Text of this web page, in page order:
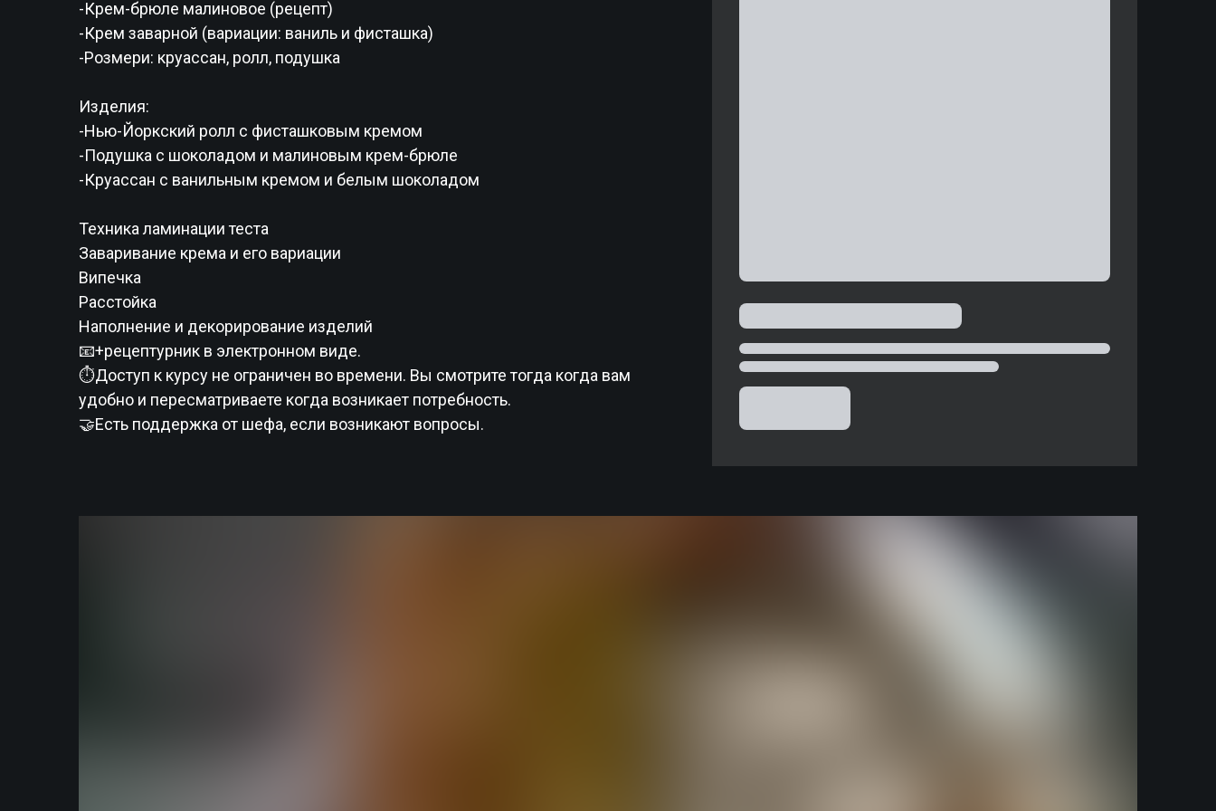
-Крем-брюле малиновое (рецепт)
-Крем заварной (вариации: ваниль и фисташка)
-Розмери: круассан, ролл, подушка
Изделия:
-Нью-Йоркский ролл с фисташковым кремом
-Подушка с шоколадом и малиновым крем-брюле
-Круассан с ванильным кремом и белым шоколадом
Техника ламинации теста
Заваривание крема и его вариации
Випечка
Расстойка
Наполнение и декорирование изделий
📧+рецептурник в электронном виде.
⏱Доступ к курсу не ограничен во времени. Вы смотрите тогда когда вам
удобно и пересматриваете когда возникает потребность.
🤝Есть поддержка от шефа, если возникают вопросы.